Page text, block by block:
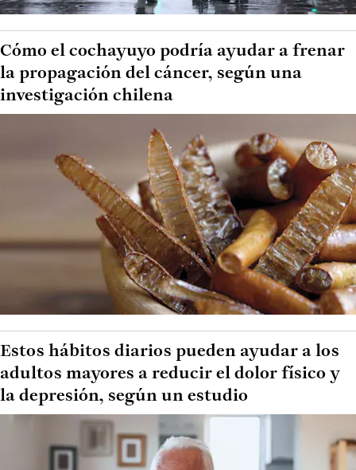
Cómo el cochayuyo podría ayudar a frenar
la propagación del cáncer, según una
investigación chilena
Estos hábitos diarios pueden ayudar a los
adultos mayores a reducir el dolor físico y
la depresión, según un estudio